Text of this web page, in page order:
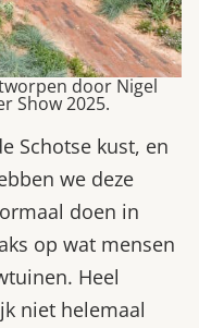
door Nigel
Show 2025.
Schotse kust, en
we deze
doen in
op wat mensen
Heel
niet helemaal